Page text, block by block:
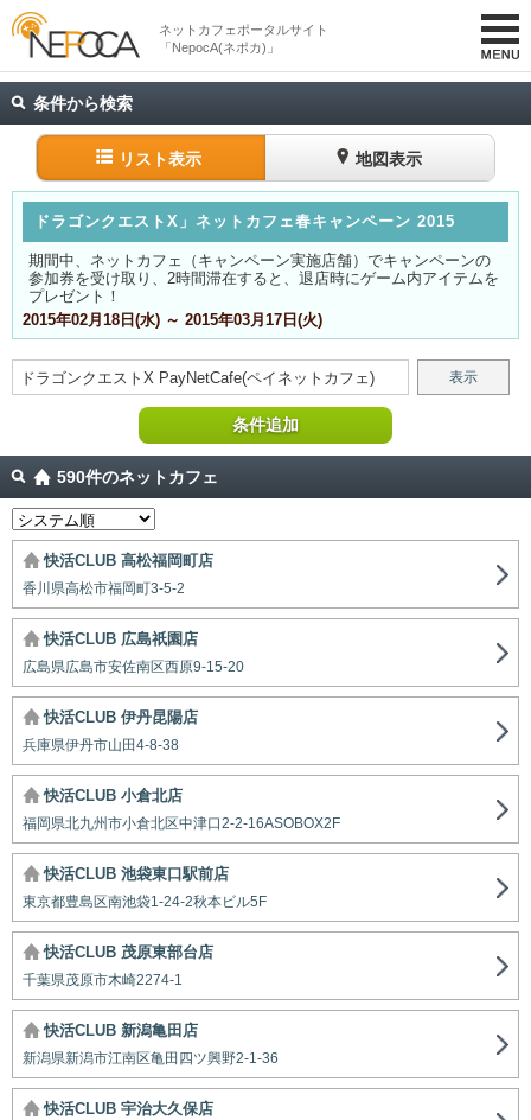
ネットカフェポータルサイト
「NepocA(ネポカ)」
条件から検索
リスト表示 地図表示
ドラゴンクエストX」ネットカフェ春キャンペーン 2015
期間中、ネットカフェ（キャンペーン実施店舗）でキャンペーンの
参加券を受け取り、2時間滞在すると、退店時にゲーム内アイテムを
プレゼント！
2015年02月18日(水) ～ 2015年03月17日(火)
ドラゴンクエストX PayNetCafe(ペイネットカフェ) 表示
条件追加
590件のネットカフェ
快活CLUB 高松福岡町店
香川県高松市福岡町3-5-2
快活CLUB 広島祇園店
広島県広島市安佐南区西原9-15-20
快活CLUB 伊丹昆陽店
兵庫県伊丹市山田4-8-38
快活CLUB 小倉北店
福岡県北九州市小倉北区中津口2-2-16ASOBOX2F
快活CLUB 池袋東口駅前店
東京都豊島区南池袋1-24-2秋本ビル5F
快活CLUB 茂原東部台店
千葉県茂原市木崎2274-1
快活CLUB 新潟亀田店
新潟県新潟市江南区亀田四ツ興野2-1-36
快活CLUB 宇治大久保店